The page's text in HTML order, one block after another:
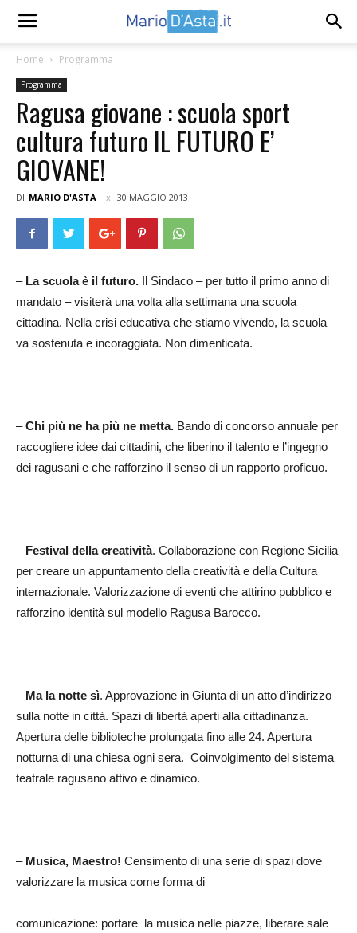
Home Programma
Programma
Ragusa giovane : scuola sport
cultura futuro IL FUTURO E’
GIOVANE!
DI MARIO D'ASTA 30 MAGGIO 2013
– La scuola è il futuro. Il Sindaco – per tutto il primo anno di
mandato – visiterà una volta alla settimana una scuola
cittadina. Nella crisi educativa che stiamo vivendo, la scuola
va sostenuta e incoraggiata. Non dimenticata.
–Chi più ne ha più ne metta. Bando di concorso annuale per
raccogliere idee dai cittadini, che liberino il talento e l’ingegno
dei ragusani e che rafforzino il senso di un rapporto proficuo.
– Festival della creatività. Collaborazione con Regione Sicilia
per creare un appuntamento della creatività e della Cultura
internazionale. Valorizzazione di eventi che attirino pubblico e
rafforzino identità sul modello Ragusa Barocco.
– Ma la notte sì. Approvazione in Giunta di un atto d’indirizzo
sulla notte in città. Spazi di libertà aperti alla cittadinanza.
Apertura delle biblioteche prolungata fino alle 24. Apertura
notturna di una chiesa ogni sera. Coinvolgimento del sistema
teatrale ragusano attivo e dinamico.
– Musica, Maestro! Censimento di una serie di spazi dove
valorizzare la musica come forma di
comunicazione: portare la musica nelle piazze, liberare sale